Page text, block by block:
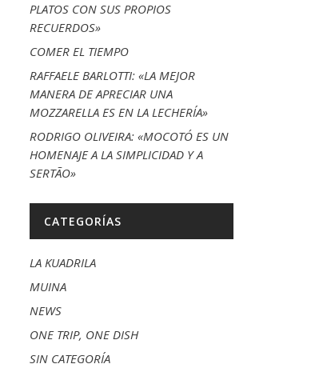
PLATOS CON SUS PROPIOS
RECUERDOS»
COMER EL TIEMPO
RAFFAELE BARLOTTI: «LA MEJOR
MANERA DE APRECIAR UNA
MOZZARELLA ES EN LA LECHERÍA»
RODRIGO OLIVEIRA: «MOCOTÓ ES UN
HOMENAJE A LA SIMPLICIDAD Y A
SERTÃO»
CATEGORÍAS
LA KUADRILA
MUINA
NEWS
ONE TRIP, ONE DISH
SIN CATEGORÍA